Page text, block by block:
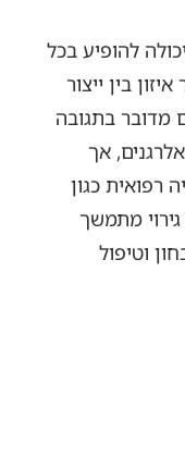
להופיע בכל
בין ייצור
מדובר בתגובה
אך
רפואית כגון
מתמשך
וטיפול